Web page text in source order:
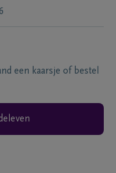
een kaarsje of bestel